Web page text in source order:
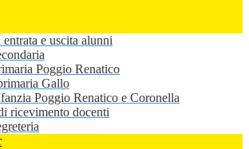
e uscita alunni
Poggio Renatico
Gallo
Poggio Renatico e Coronella
ricevimento docenti